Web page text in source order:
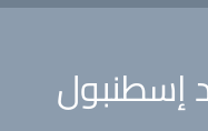
إسطنبول